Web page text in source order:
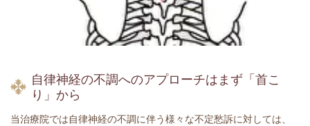
自律神経の不調へのアプローチはまず「首こ
り」から
当治療院では自律神経の不調に伴う様々な不定愁訴に対しては、